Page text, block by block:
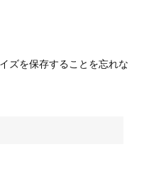
ズを保存することを忘れな